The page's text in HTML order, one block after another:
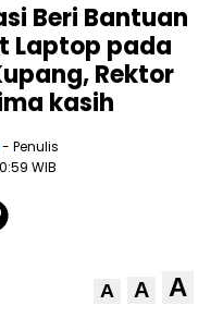
Beri Bantuan
Laptop pada
Rektor
kasih
- Penulis
WIB
A A A